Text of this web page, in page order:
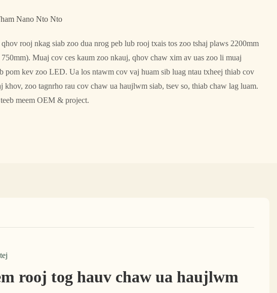
Nano Nto Nto
rooj nkag siab zoo dua nrog peb lub rooj txais tos zoo tshaj plaws 2200mm
Muaj cov ces kaum zoo nkauj, qhov chaw xim av uas zoo li muaj
pom kev zoo LED. Ua los ntawm cov vaj huam sib luag ntau txheej thiab cov
khov, zoo tagnrho rau cov chaw ua haujlwm siab, tsev so, thiab chaw lag luam.
meem OEM & project.
rooj tog hauv chaw ua haujlwm